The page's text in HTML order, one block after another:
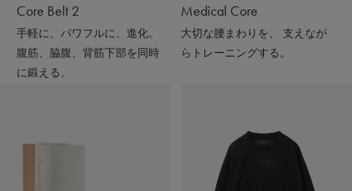
Core Belt 2
手軽に、パワフルに、進化。
腹筋、脇腹、背筋下部を同時
に鍛える。
Medical Core
大切な腰まわりを、 支えなが
らトレーニングする。